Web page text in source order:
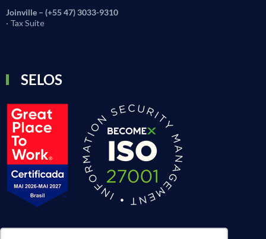
Joinville – (+55 47) 3033-9310
· Tax Suite
SELOS